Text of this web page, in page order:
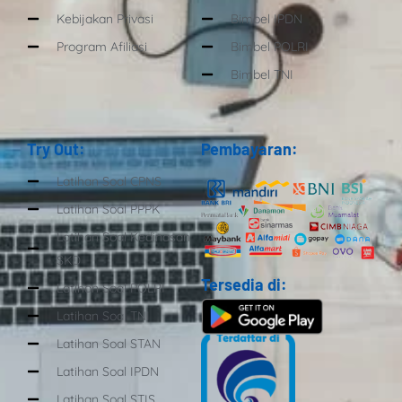
Kebijakan Privasi
Program Afiliasi
Bimbel IPDN
Bimbel POLRI
Bimbel TNI
Try Out:
Latihan Soal CPNS
Latihan Soal PPPK
Latihan Soal Kedinasan
SKD
Latihan Soal POLRI
Latihan Soal TNI
Latihan Soal STAN
Latihan Soal IPDN
Pembayaran:
Tersedia di: